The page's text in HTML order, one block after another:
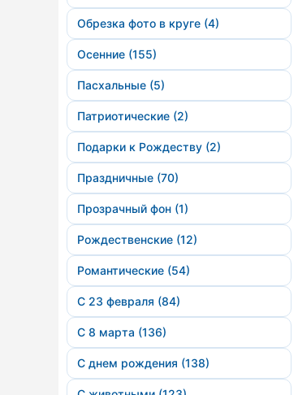
Обрезка фото в круге (4)
Осенние (155)
Пасхальные (5)
Патриотические (2)
Подарки к Рождеству (2)
Праздничные (70)
Прозрачный фон (1)
Рождественские (12)
Романтические (54)
С 23 февраля (84)
С 8 марта (136)
С днем рождения (138)